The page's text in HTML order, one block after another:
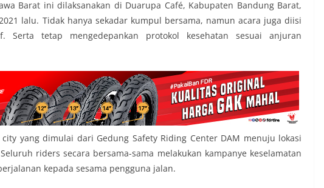
Barat ini dilaksanakan di Duarupa Café, Kabupaten Bandung Barat,
lalu. Tidak hanya sekadar kumpul bersama, namun acara juga diisi
Serta tetap mengedepankan protokol kesehatan sesuai anjuran
yang dimulai dari Gedung Safety Riding Center DAM menuju lokasi
riders secara bersama-sama melakukan kampanye keselamatan
kepada sesama pengguna jalan.